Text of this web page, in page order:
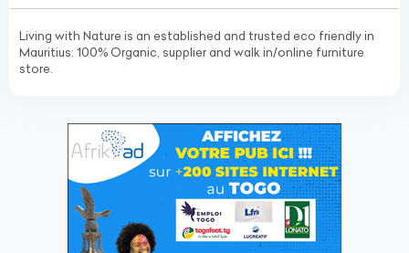
Living with Nature is an established and trusted eco friendly in
Mauritius: 100% Organic, supplier and walk in/online furniture
store.